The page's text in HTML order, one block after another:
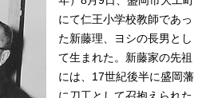
にて仁王小学校教師であっ
た新藤理、ヨシの長男とし
て生まれた。新藤家の先祖
には、17世紀後半に盛岡藩
に刀工として召抱えられた